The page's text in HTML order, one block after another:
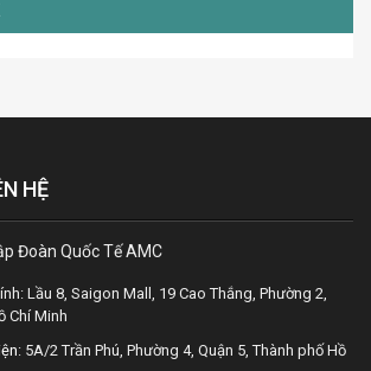
HỆ
Đoàn Quốc Tế AMC
Lầu 8, Saigon Mall, 19 Cao Thắng, Phường 2,
Chí Minh
: 5A/2 Trần Phú, Phường 4, Quận 5, Thành phố Hồ